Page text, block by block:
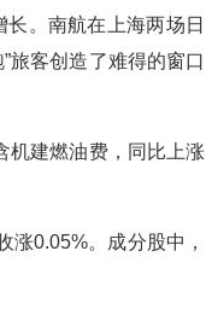
。南航在上海两场日
旅客创造了难得的窗口
机建燃油费，同比上涨
0.05%。成分股中，